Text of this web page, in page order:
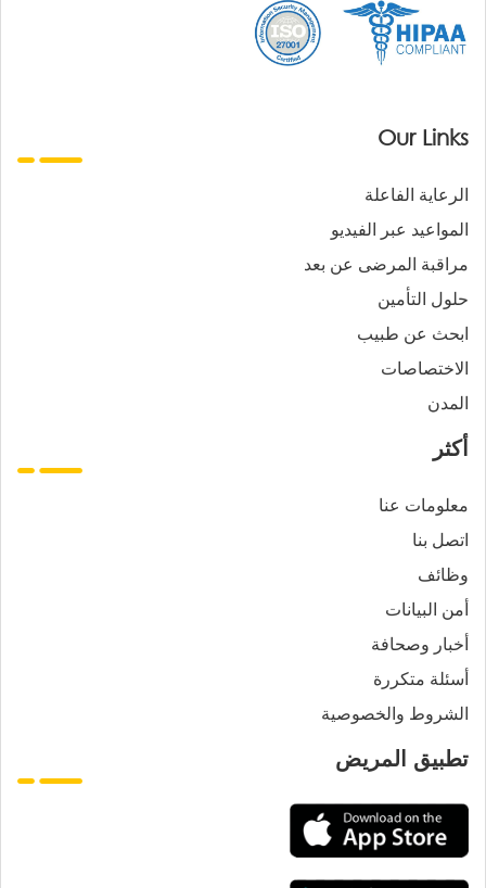
Our Links
الرعاية الفاعلة
المواعيد عبر الفيديو
مراقبة المرضى عن بعد
حلول التأمين
ابحث عن طبيب
الاختصاصات
المدن
أكثر
معلومات عنا
اتصل بنا
وظائف
أمن البيانات
أخبار وصحافة
أسئلة متكررة
الشروط والخصوصية
تطبيق المريض